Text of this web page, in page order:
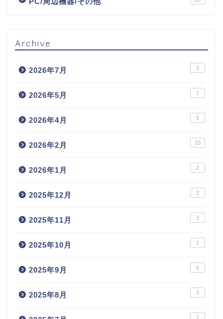
Archive
2026年7月 2
2026年5月 1
2026年4月 5
2026年2月 10
2026年1月 2
2025年12月 2
2025年11月 3
2025年10月 1
2025年9月 5
2025年8月 3
7